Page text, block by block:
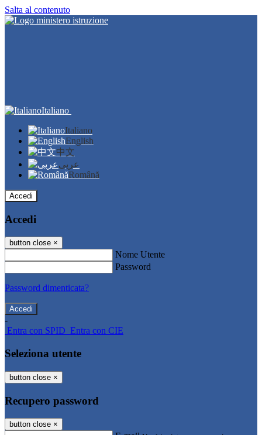
Salta al contenuto
Italiano
Italiano
English
中文
عربى
Română
Accedi
Accedi
button close ×
Nome Utente
Password
Password dimenticata?
-
Entra con SPID Entra con CIE
Seleziona utente
button close ×
Recupero password
button close ×